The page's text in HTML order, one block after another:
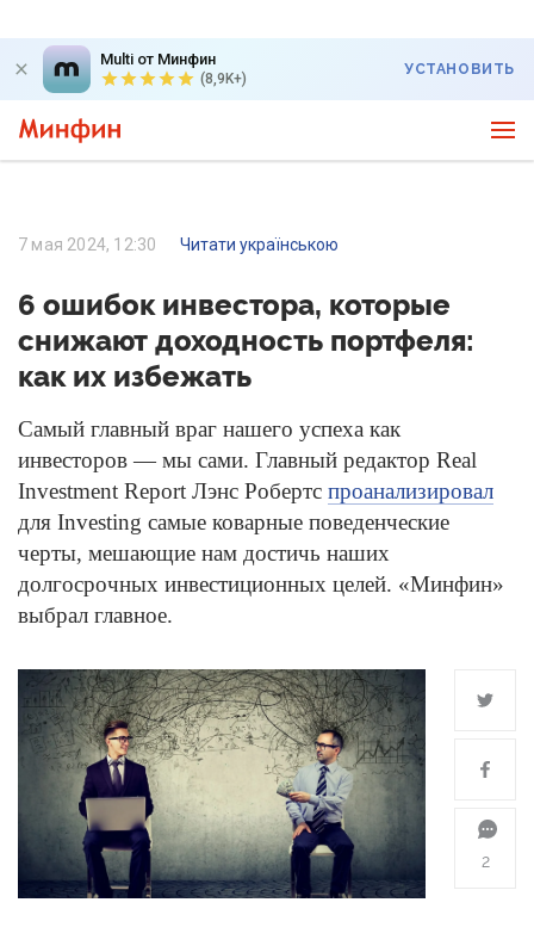
Multi от Минфин
(8,9K+)
УСТАНОВИТЬ
7 мая 2024, 12:30 Читати українською
6 ошибок инвестора, которые
снижают доходность портфеля:
как их избежать
Самый главный враг нашего успеха как
инвесторов — мы сами. Главный редактор Real
Investment Report Лэнс Робертс проанализировал
для Investing самые коварные поведенческие
черты, мешающие нам достичь наших
долгосрочных инвестиционных целей. «Минфин»
выбрал главное.
2